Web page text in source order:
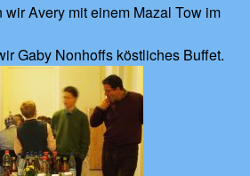
Avery mit einem Mazal Tow im
Gaby Nonhoffs köstliches Buffet.